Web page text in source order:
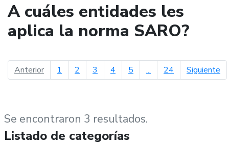
A cuáles entidades les
aplica la norma SARO?
Anteriorpágina anterior
1 2 3 4 5 ... 24 Siguiente
Se encontraron 3 resultados.
Listado de categorías